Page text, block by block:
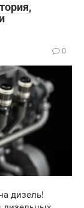
0
дизель!